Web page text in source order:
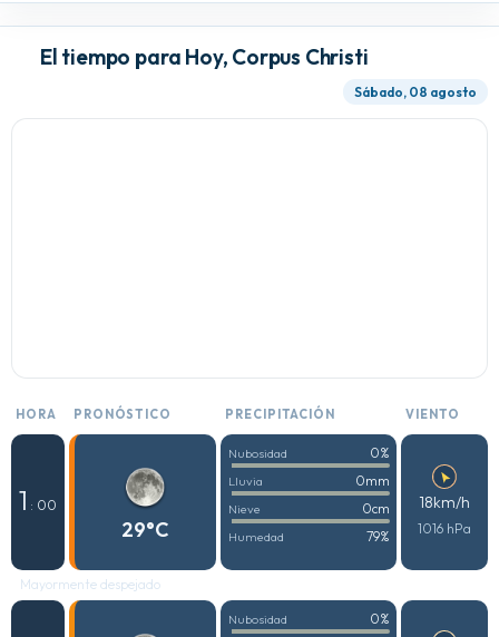
El tiempo para Hoy, Corpus Christi
Sábado, 08 agosto
HORA PRONÓSTICO PRECIPITACIÓN VIENTO
1 : 00
29°C
Nubosidad 0%
Lluvia 0mm
Nieve 0cm
Humedad 79%
18km/h
1016 hPa
Mayormente despejado
Nubosidad 0%